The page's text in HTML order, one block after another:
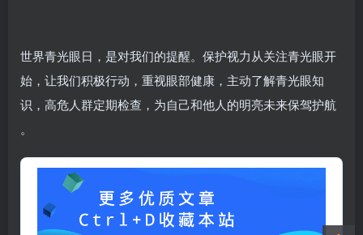
世界青光眼日，是对我们的提醒。保护视力从关注青光眼开
始，让我们积极行动，重视眼部健康，主动了解青光眼知
识，高危人群定期检查，为自己和他人的明亮未来保驾护航
。